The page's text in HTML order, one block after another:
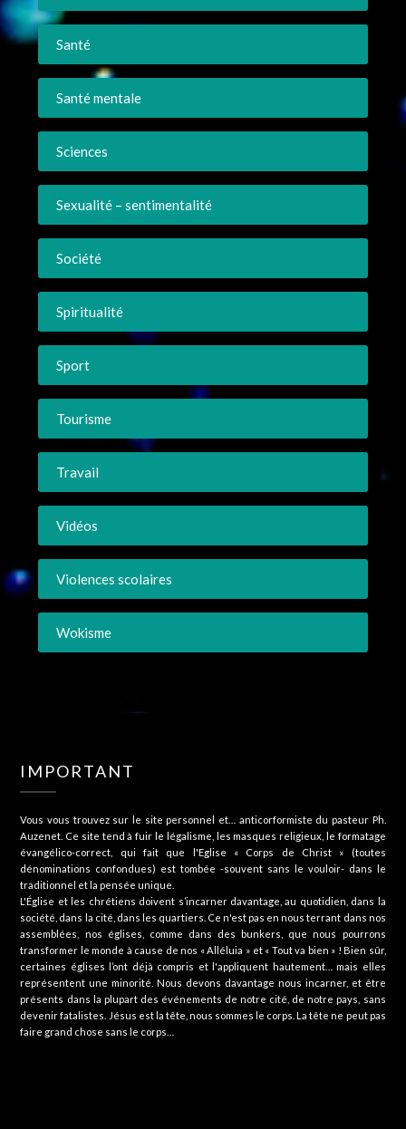
Santé
Santé mentale
Sciences
Sexualité – sentimentalité
Société
Spiritualité
Sport
Tourisme
Travail
Vidéos
Violences scolaires
Wokisme
IMPORTANT
Vous vous trouvez sur le site personnel et… anticorformiste du pasteur Ph.
Auzenet. Ce site tend à fuir le légalisme, les masques religieux, le formatage
évangélico-correct, qui fait que l'Eglise « Corps de Christ » (toutes
dénominations confondues) est tombée -souvent sans le vouloir- dans le
traditionnel et la pensée unique.
L'Église et les chrétiens doivent s’incarner davantage, au quotidien, dans la
société, dans la cité, dans les quartiers. Ce n'est pas en nous terrant dans nos
assemblées, nos églises, comme dans des bunkers, que nous pourrons
transformer le monde à cause de nos « Alléluia » et « Tout va bien » ! Bien sûr,
certaines églises l’ont déjà compris et l'appliquent hautement… mais elles
représentent une minorité. Nous devons davantage nous incarner, et être
présents dans la plupart des événements de notre cité, de notre pays, sans
devenir fatalistes. Jésus est la tête, nous sommes le corps. La tête ne peut pas
faire grand chose sans le corps…